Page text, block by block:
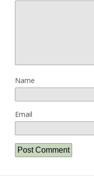
Name
Email